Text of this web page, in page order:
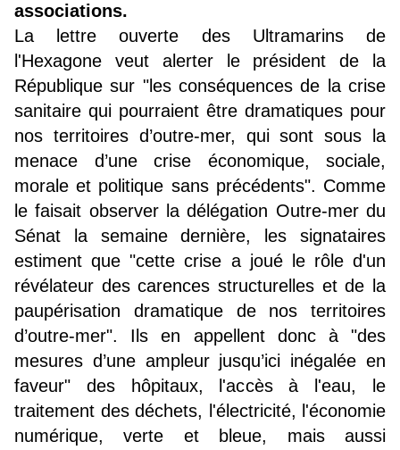
associations.
La lettre ouverte des Ultramarins de
l'Hexagone veut alerter le président de la
République sur "les conséquences de la crise
sanitaire qui pourraient être dramatiques pour
nos territoires d’outre-mer, qui sont sous la
menace d’une crise économique, sociale,
morale et politique sans précédents". Comme
le faisait observer la délégation Outre-mer du
Sénat la semaine dernière, les signataires
estiment que "cette crise a joué le rôle d'un
révélateur des carences structurelles et de la
paupérisation dramatique de nos territoires
d’outre-mer". Ils en appellent donc à "des
mesures d’une ampleur jusqu’ici inégalée en
faveur" des hôpitaux, l'accès à l'eau, le
traitement des déchets, l'électricité, l'économie
numérique, verte et bleue, mais aussi